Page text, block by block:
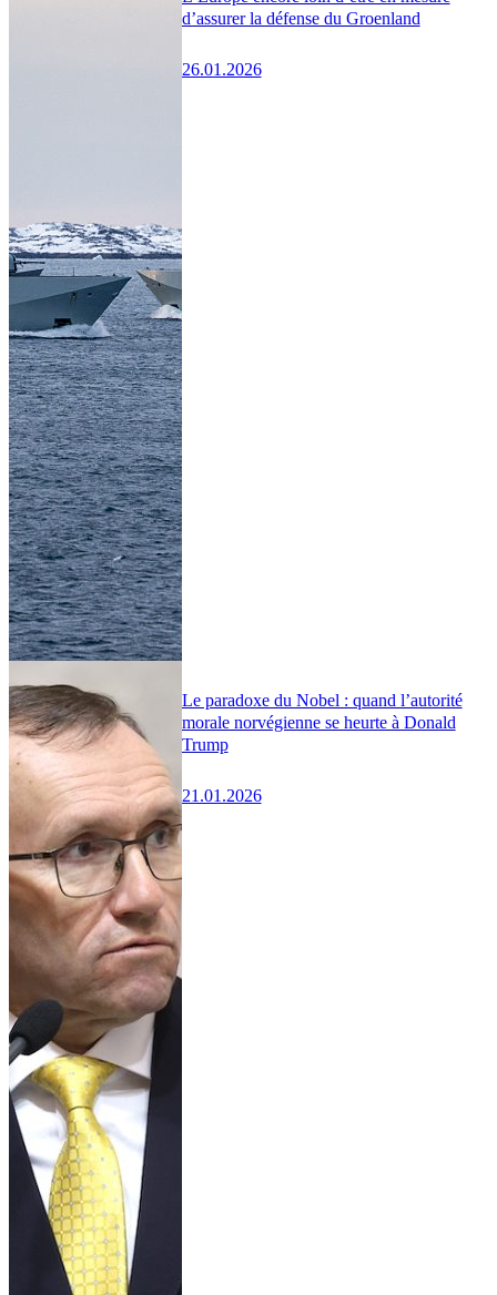
d’assurer la défense du Groenland
26.01.2026
Le paradoxe du Nobel : quand l’autorité
morale norvégienne se heurte à Donald
Trump
21.01.2026